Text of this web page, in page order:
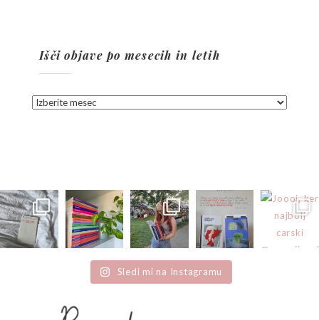
Išči objave po mesecih in letih
Išči
letih
Sledi mi na Instagramu